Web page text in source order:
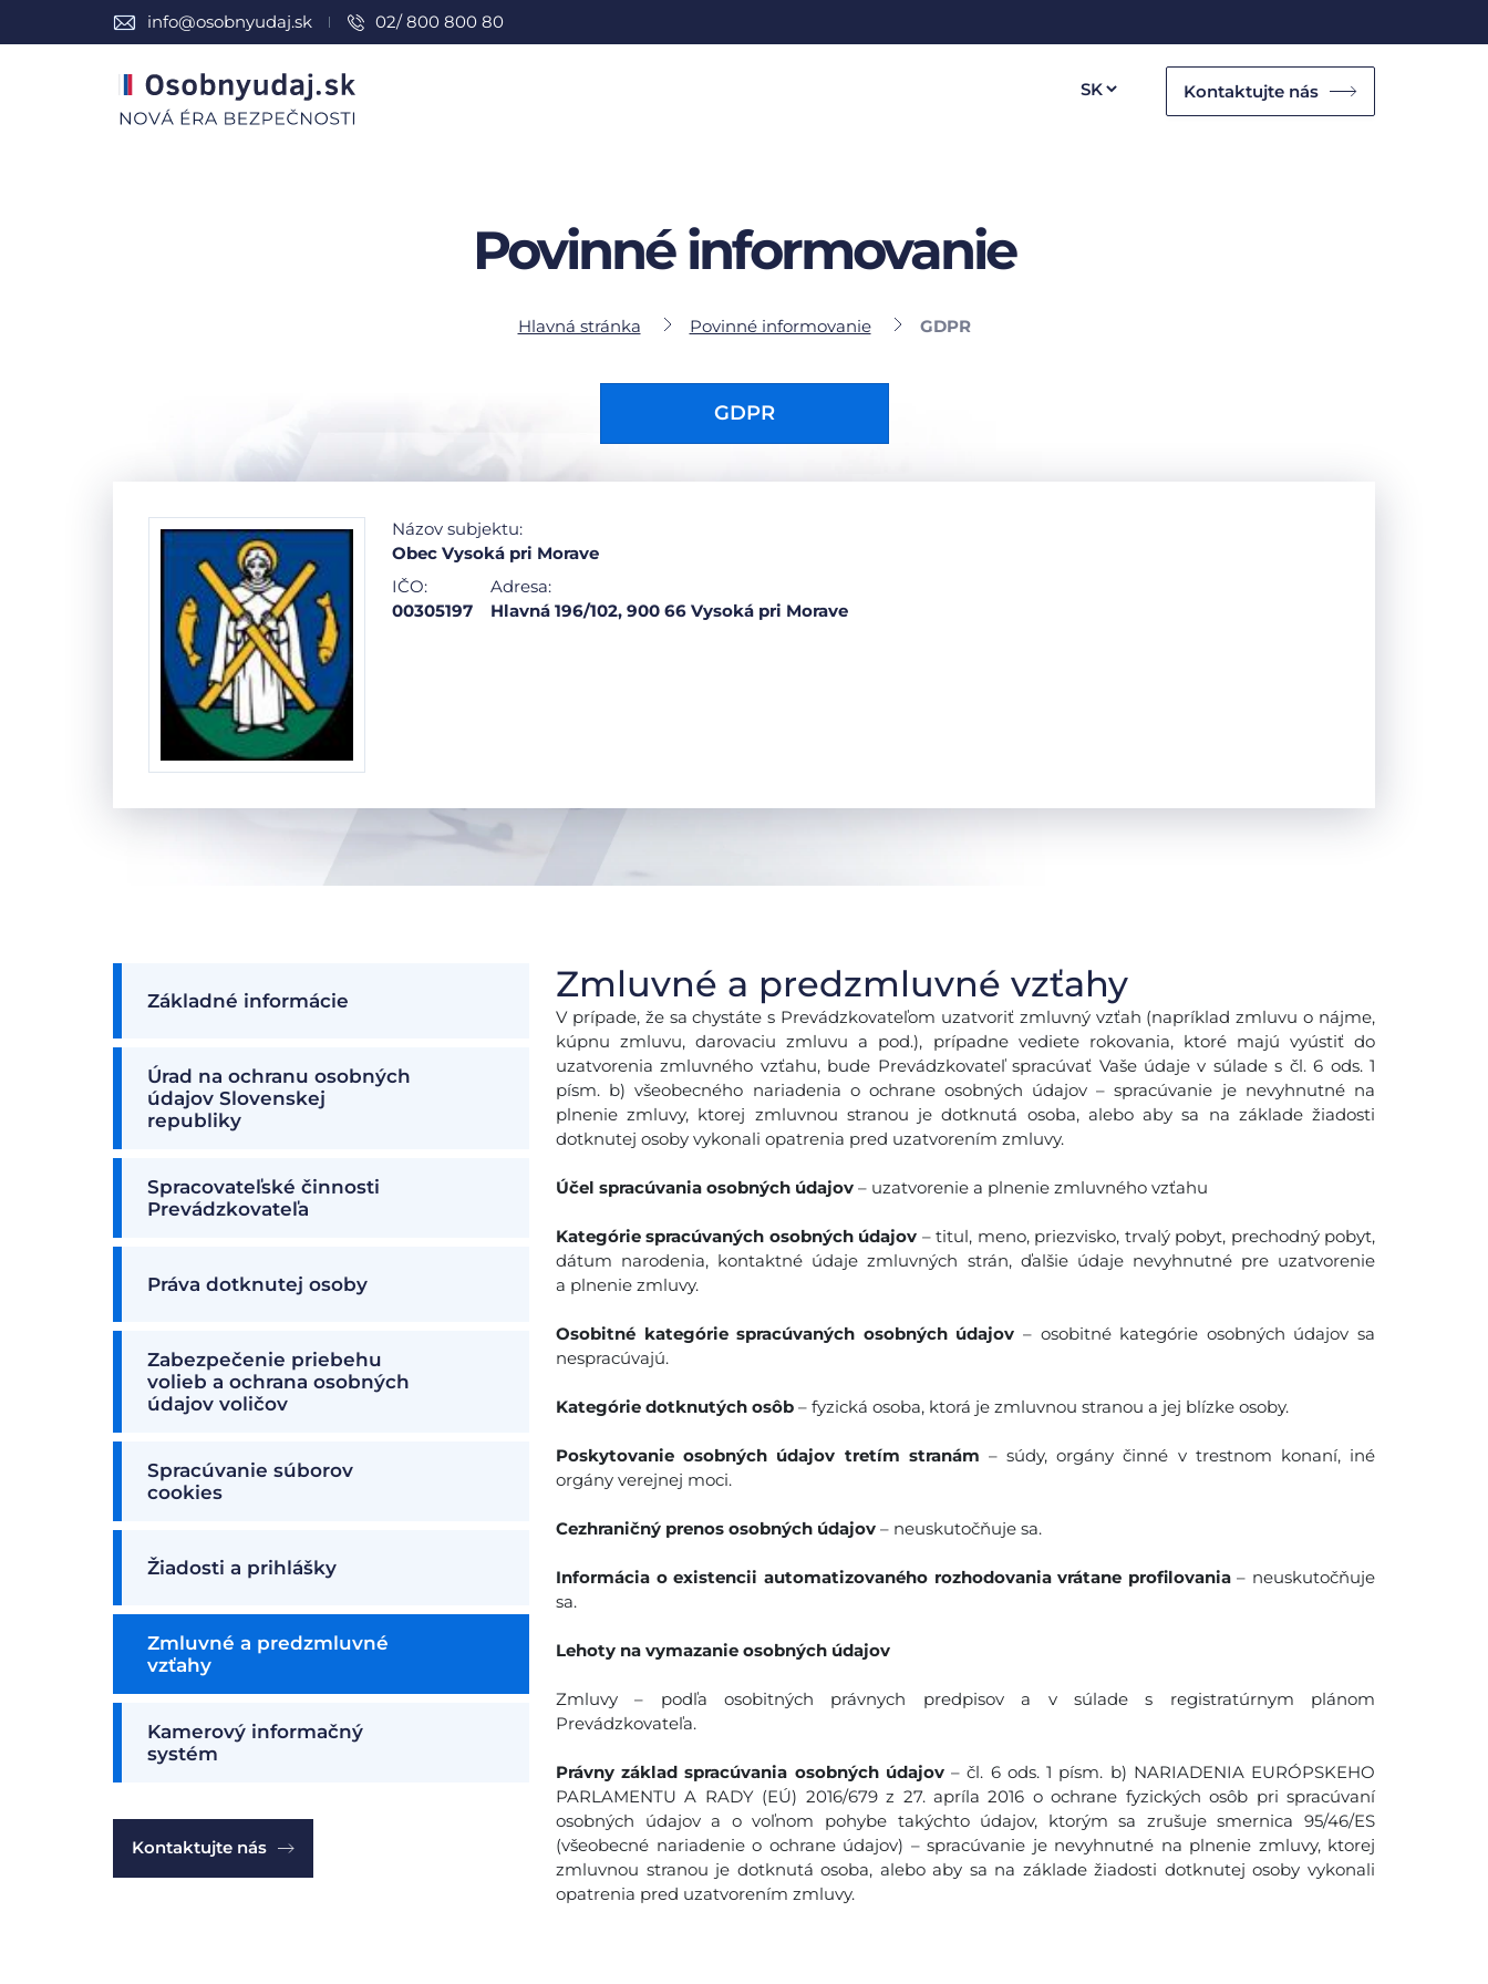
info@osobnyudaj.sk 02/ 800 800 80
Kontaktujte nás
Povinné informovanie
Hlavná stránka Povinné informovanie GDPR
GDPR
Názov subjektu:
Obec Vysoká pri Morave
IČO:
00305197
Adresa:
Hlavná 196/102, 900 66 Vysoká pri Morave
Základné informácie
Úrad na ochranu osobných
údajov Slovenskej
republiky
Spracovateľské činnosti
Prevádzkovateľa
Práva dotknutej osoby
Zabezpečenie priebehu
volieb a ochrana osobných
údajov voličov
Spracúvanie súborov
cookies
Žiadosti a prihlášky
Zmluvné a predzmluvné
vzťahy
Kamerový informačný
systém
Kontaktujte nás
Zmluvné a predzmluvné vzťahy
V prípade, že sa chystáte s Prevádzkovateľom uzatvoriť zmluvný vzťah (napríklad zmluvu o nájme,
kúpnu zmluvu, darovaciu zmluvu a pod.), prípadne vediete rokovania, ktoré majú vyústiť do
uzatvorenia zmluvného vzťahu, bude Prevádzkovateľ spracúvať Vaše údaje v súlade s čl. 6 ods. 1
písm. b) všeobecného nariadenia o ochrane osobných údajov – spracúvanie je nevyhnutné na
plnenie zmluvy, ktorej zmluvnou stranou je dotknutá osoba, alebo aby sa na základe žiadosti
dotknutej osoby vykonali opatrenia pred uzatvorením zmluvy.
Účel spracúvania osobných údajov – uzatvorenie a plnenie zmluvného vzťahu
Kategórie spracúvaných osobných údajov – titul, meno, priezvisko, trvalý pobyt, prechodný pobyt,
dátum narodenia, kontaktné údaje zmluvných strán, ďalšie údaje nevyhnutné pre uzatvorenie
a plnenie zmluvy.
Osobitné kategórie spracúvaných osobných údajov – osobitné kategórie osobných údajov sa
nespracúvajú.
Kategórie dotknutých osôb – fyzická osoba, ktorá je zmluvnou stranou a jej blízke osoby.
Poskytovanie osobných údajov tretím stranám – súdy, orgány činné v trestnom konaní, iné
orgány verejnej moci.
Cezhraničný prenos osobných údajov – neuskutočňuje sa.
Informácia o existencii automatizovaného rozhodovania vrátane profilovania– neuskutočňuje
sa.
Lehoty na vymazanie osobných údajov
Zmluvy – podľa osobitných právnych predpisov a v súlade s registratúrnym plánom
Prevádzkovateľa.
Právny základ spracúvania osobných údajov– čl. 6 ods. 1 písm. b) NARIADENIA EURÓPSKEHO
PARLAMENTU A RADY (EÚ) 2016/679 z 27. apríla 2016 o ochrane fyzických osôb pri spracúvaní
osobných údajov a o voľnom pohybe takýchto údajov, ktorým sa zrušuje smernica 95/46/ES
(všeobecné nariadenie o ochrane údajov) – spracúvanie je nevyhnutné na plnenie zmluvy, ktorej
zmluvnou stranou je dotknutá osoba, alebo aby sa na základe žiadosti dotknutej osoby vykonali
opatrenia pred uzatvorením zmluvy.